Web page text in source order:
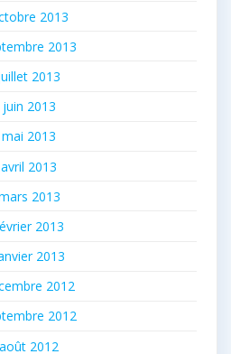
2013
2013
2013
juin 2013
mai 2013
avril 2013
2013
2013
2013
2012
2012
août 2012